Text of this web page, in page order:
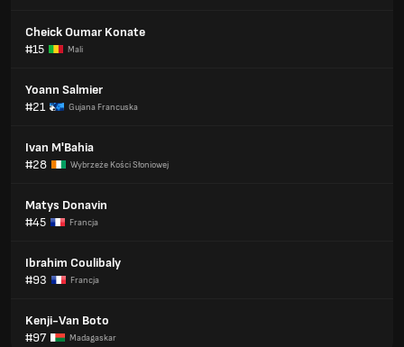
Cheick Oumar Konate
#15
Mali
Yoann Salmier
#21
Gujana Francuska
Ivan M'Bahia
#28
Wybrzeże Kości Słoniowej
Matys Donavin
#45
Francja
Ibrahim Coulibaly
#93
Francja
Kenji-Van Boto
#97
Madagaskar